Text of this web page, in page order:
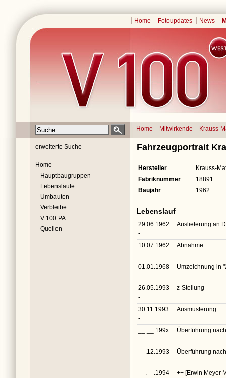
Home Fotoupdates News
Home Mitwirkende Krauss-
erweiterte Suche
Home
Hauptbaugruppen
Lebensläufe
Umbauten
Verbleibe
V 100 PA
Quellen
Fahrzeugportrait
Hersteller
Krauss-
Fabriknummer
18891
Baujahr
1962
Lebenslauf
29.06.1962
-
Auslieferung an
10.07.1962
-
Abnahme
01.01.1968
-
Umzeichnung in
26.05.1993
-
z-Stellung
30.11.1993
-
Ausmusterung
__.__.199x
-
Überführung
__.12.1993
-
Überführung
__.__.1994
++ [Erwin Meyer